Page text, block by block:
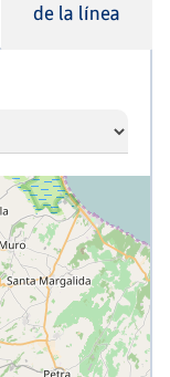
de la línea